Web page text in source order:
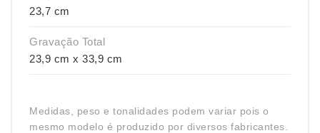
23,7 cm
Gravação Total
23,9 cm x 33,9 cm
Medidas, peso e tonalidades podem variar pois o
mesmo modelo é produzido por diversos fabricantes.